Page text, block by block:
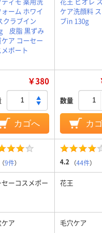
ーム ホワイ
クラブイン
皮脂 黒ずみ
ア コーセー
メポート
ケア洗顔料
ブin 130g
￥380
カゴへ
数量
カ
（9件） 4.2 （44件）
セーコスメポー
花王
ア 毛穴ケア